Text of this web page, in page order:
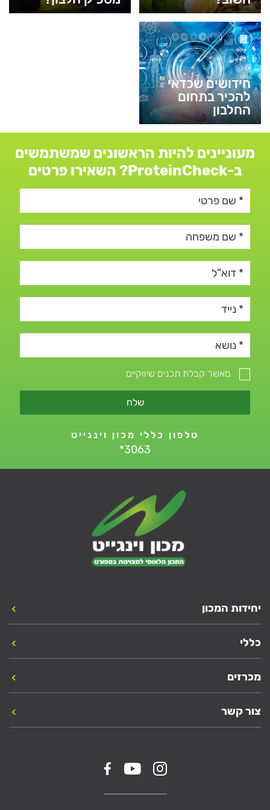
חידושים שכדאי
להכיר בתחום
החלבון
מעוניינים להיות הראשונים שמשתמשים
ב-ProteinCheck? השאירו פרטים
שלח
מאשר קבלת תכנים שיווקיים
טלפון כללי מכון וינגייט
*3063
יחידות המכון
כללי
מכרזים
צור קשר